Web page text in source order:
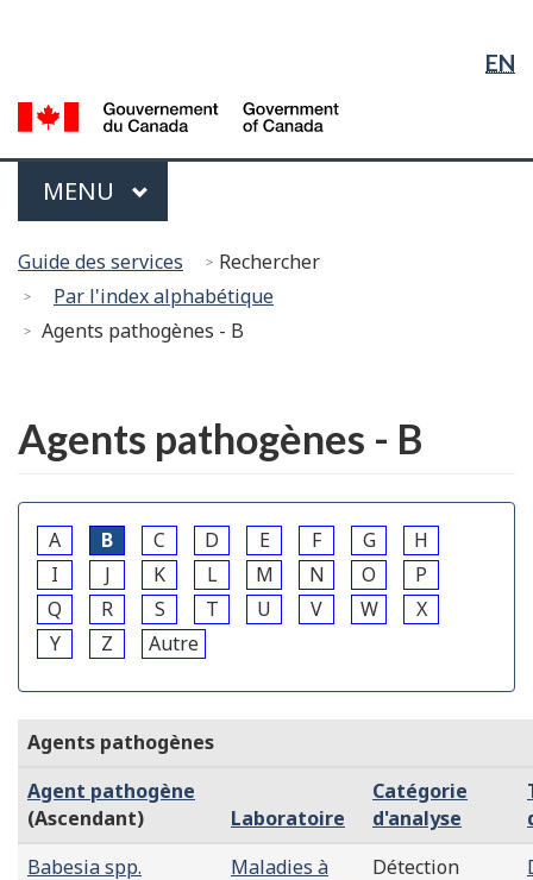
principal
propos
du
gouvernement »
version
HTML
simplifiée
la
langue
EN
Menu
PRINCIPAL
MENU
êtes
ici :
Guide des services
Rechercher
Par l'index alphabétique
Agents pathogènes - B
Agents pathogènes - B
A B C D E F G
H
I
J K L M N O
P
Q
R S T U V W
X
Y
Z Autre
Agents pathogènes
Agent pathogène
(Ascendant)
Laboratoire
Catégorie
d'analyse
Babesia spp.
Maladies à
Détection